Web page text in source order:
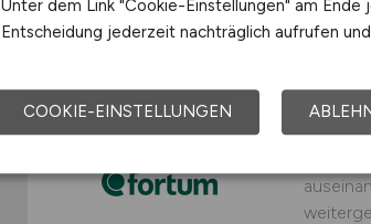
TOP JOB
An
Unter dem Link "Cookie-Einstellungen" am Ende
Entscheidung jederzeit nachträglich aufrufen
COOKIE-EINSTELLUNGEN